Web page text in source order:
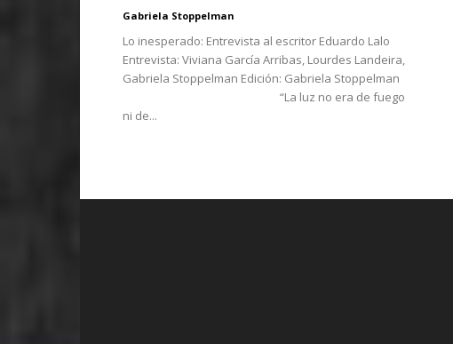
Gabriela Stoppelman
Lo inesperado: Entrevista al escritor Eduardo Lalo
Entrevista: Viviana García Arribas, Lourdes Landeira,
Gabriela Stoppelman Edición: Gabriela Stoppelman
“La luz no era de fuego
ni de...